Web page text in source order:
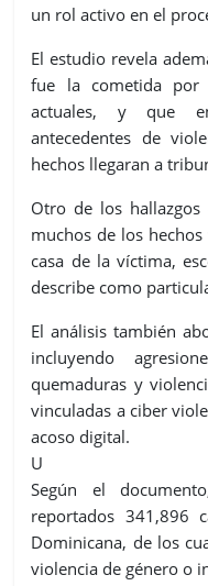
un rol activo en el
El estudio revela
fue la cometida por
actuales, y que
antecedentes de
hechos llegaran a
Otro de los
muchos de los
casa de la víctima,
describe como
El análisis también
incluyendo
quemaduras y
vinculadas a ciber
acoso digital.
U
Según el
reportados 341,896
Dominicana, de los
violencia de género o